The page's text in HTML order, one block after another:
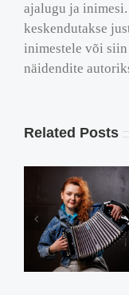
ajalugu ja
keskendutakse
inimestele või
näidendite
Related Posts
Elina
tohi